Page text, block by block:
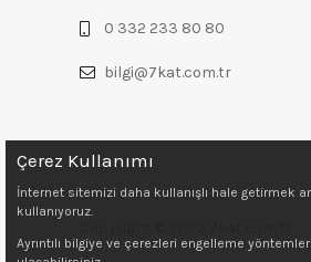
0 332 233 80 80
bilgi@7kat.com.tr
Çerez Kullanımı
İnternet sitemizi daha kullanışlı hale getirmek
kullanıyoruz.
Ayrıntılı bilgiye ve çerezleri engelleme